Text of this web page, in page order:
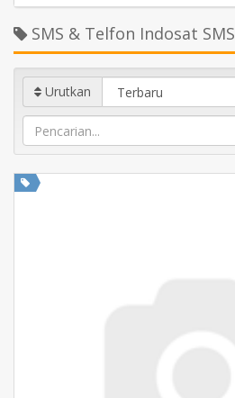
SMS & Telfon Indosat SMS
Urutkan